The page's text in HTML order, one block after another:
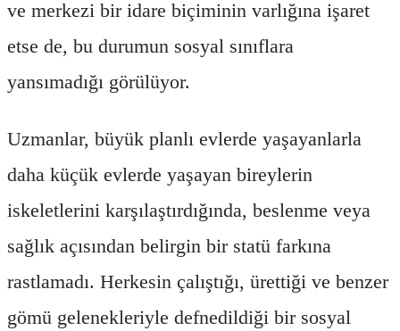
ve merkezi bir idare biçiminin varlığına işaret
etse de, bu durumun sosyal sınıflara
yansımadığı görülüyor.
Uzmanlar, büyük planlı evlerde yaşayanlarla
daha küçük evlerde yaşayan bireylerin
iskeletlerini karşılaştırdığında, beslenme veya
sağlık açısından belirgin bir statü farkına
rastlamadı. Herkesin çalıştığı, ürettiği ve benzer
gömü gelenekleriyle defnedildiği bir sosyal